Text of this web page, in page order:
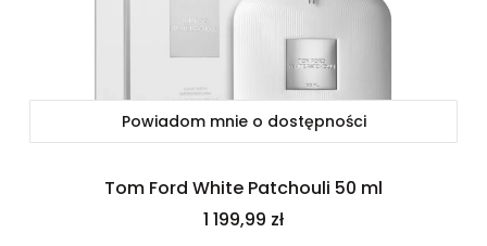
Powiadom mnie o dostępności
Tom Ford White Patchouli 50 ml
Cena
1 199,99 zł